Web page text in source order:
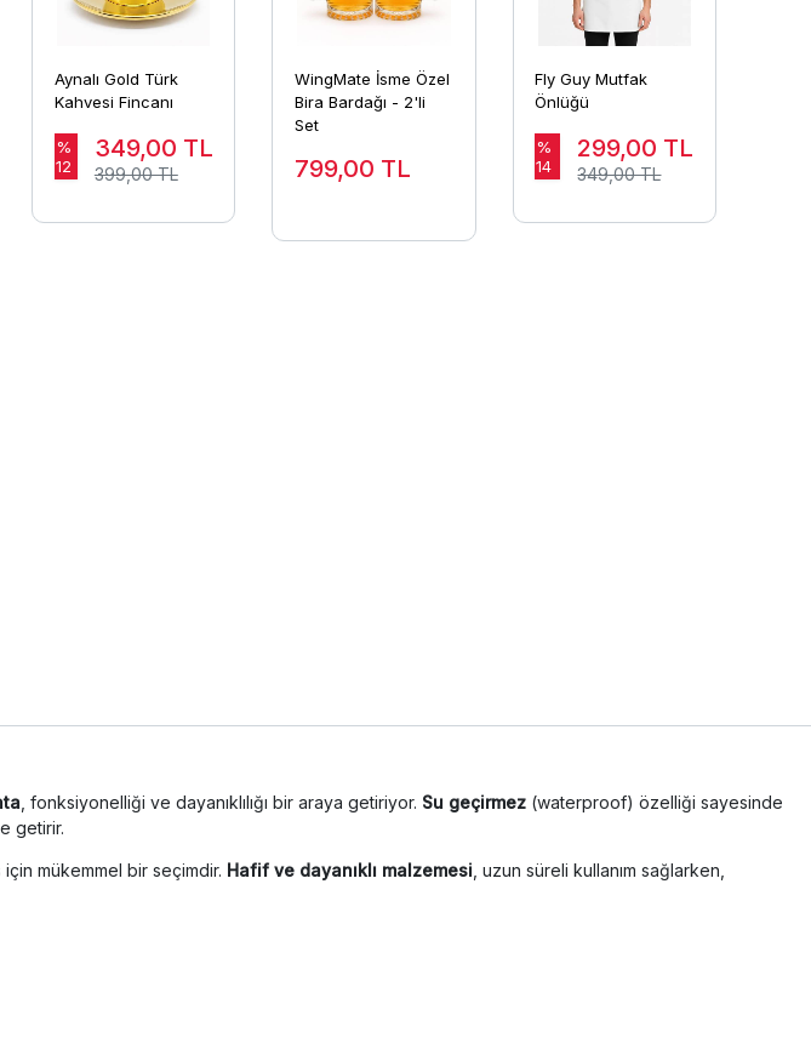
Aynalı Gold Türk
Kahvesi Fincanı
%
12
349,00 TL
399,00 TL
WingMate İsme Özel
Bira Bardağı - 2'li
Set
799,00 TL
Fly Guy Mutfak
Önlüğü
%
14
299,00 TL
349,00 TL
, fonksiyonelliği ve dayanıklılığı bir araya getiriyor. Su geçirmez(waterproof) özelliği sayesinde
getirir.
mükemmel bir seçimdir. Hafif ve dayanıklı malzemesi , uzun süreli kullanım sağlarken,